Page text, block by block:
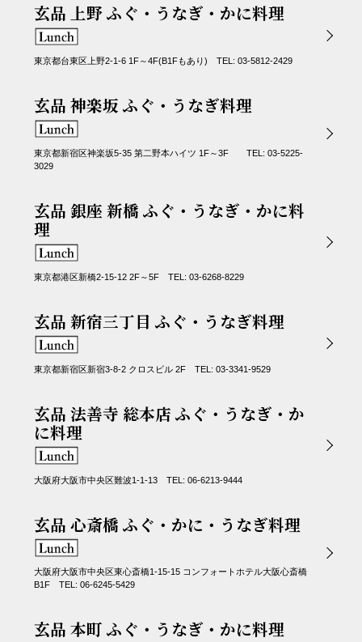
玄品 上野 ふぐ・うなぎ・かに料理
東京都台東区上野2-1-6 1F～4F(B1Fもあり) TEL: 03-5812-2429
玄品 神楽坂 ふぐ・うなぎ料理
東京都新宿区神楽坂5-35 第二野本ハイツ 1F～3F TEL: 03-5225-
3029
玄品 銀座 新橋 ふぐ・うなぎ・かに料
理
東京都港区新橋2-15-12 2F～5F TEL: 03-6268-8229
玄品 新宿三丁目 ふぐ・うなぎ料理
東京都新宿区新宿3-8-2 クロスビル 2F TEL: 03-3341-9529
玄品 法善寺 総本店 ふぐ・うなぎ・か
に料理
大阪府大阪市中央区難波1-1-13 TEL: 06-6213-9444
玄品 心斎橋 ふぐ・かに・うなぎ料理
大阪府大阪市中央区東心斎橋1-15-15 コンフォートホテル大阪心斎橋
B1F TEL: 06-6245-5429
玄品 本町 ふぐ・うなぎ・かに料理